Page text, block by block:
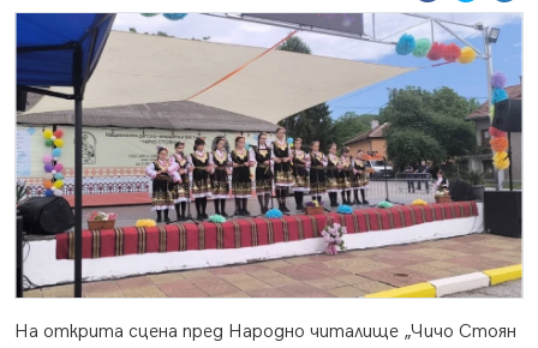
На открита сцена пред Народно читалище „Чичо Стоян